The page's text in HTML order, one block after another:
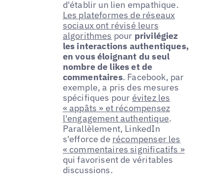
d'établir un lien empathique.
Les plateformes de réseaux
sociaux ont révisé leurs
algorithmes pour privilégiez
les interactions authentiques,
en vous éloignant du seul
nombre de likes et de
commentaires. Facebook, par
exemple, a pris des mesures
spécifiques pour évitez les
« appâts » et récompensez
l'engagement authentique.
Parallèlement, LinkedIn
s'efforce de récompenser les
« commentaires significatifs »
qui favorisent de véritables
discussions.